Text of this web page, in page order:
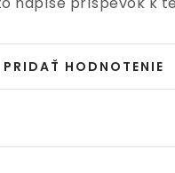
PRIDAŤ HODNOTENIE